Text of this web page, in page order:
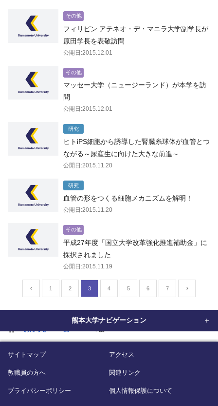
home
その他
フィリピン アテネオ・デ・マニラ大学副学長が
原田学長を表敬訪問
公開日:2015.12.01
その他
マッセー大学（ニュージーランド）が本学を訪
問
公開日:2015.12.01
研究
ヒトiPS細胞から誘導した腎臓糸球体が血管とつ
ながる～尿産生に向けた大きな前進～
公開日:2015.11.20
研究
血管の形をつくる細胞メカニズムを解明！
公開日:2015.11.20
その他
平成27年度「国立大学改革強化推進補助金」に
採択されました
公開日:2015.11.19
1 2 3 4 5 6 7
熊本大学ナビゲーション
サイトマップ アクセス
教職員の方へ 関連リンク
プライバシーポリシー 個人情報保護について